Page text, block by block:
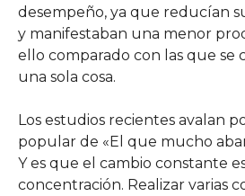
desempeño, ya que reducían
y manifestaban una menor
ello comparado con las que se
una sola cosa.
Los estudios recientes avalan
popular de «El que mucho
Y es que el cambio constante
concentración. Realizar varias